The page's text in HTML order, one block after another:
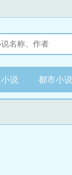
说 都市小说